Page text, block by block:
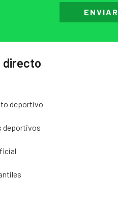
ENVIAR
directo
deportivo
deportivos